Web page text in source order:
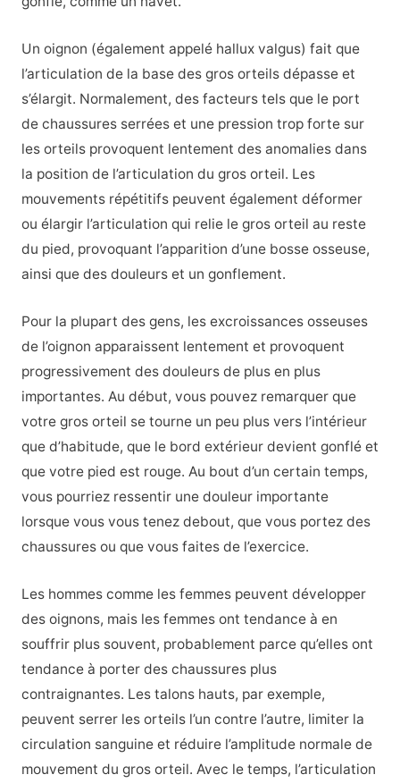
Un oignon (également appelé hallux valgus) fait que
l’articulation de la base des gros orteils dépasse et
s’élargit. Normalement, des facteurs tels que le port
de chaussures serrées et une pression trop forte sur
les orteils provoquent lentement des anomalies dans
la position de l’articulation du gros orteil. Les
mouvements répétitifs peuvent également déformer
ou élargir l’articulation qui relie le gros orteil au reste
du pied, provoquant l’apparition d’une bosse osseuse,
ainsi que des douleurs et un gonflement.
Pour la plupart des gens, les excroissances osseuses
de l’oignon apparaissent lentement et provoquent
progressivement des douleurs de plus en plus
importantes. Au début, vous pouvez remarquer que
votre gros orteil se tourne un peu plus vers l’intérieur
que d’habitude, que le bord extérieur devient gonflé et
que votre pied est rouge. Au bout d’un certain temps,
vous pourriez ressentir une douleur importante
lorsque vous vous tenez debout, que vous portez des
chaussures ou que vous faites de l’exercice.
Les hommes comme les femmes peuvent développer
des oignons, mais les femmes ont tendance à en
souffrir plus souvent, probablement parce qu’elles ont
tendance à porter des chaussures plus
contraignantes. Les talons hauts, par exemple,
peuvent serrer les orteils l’un contre l’autre, limiter la
circulation sanguine et réduire l’amplitude normale de
mouvement du gros orteil. Avec le temps, l’articulation